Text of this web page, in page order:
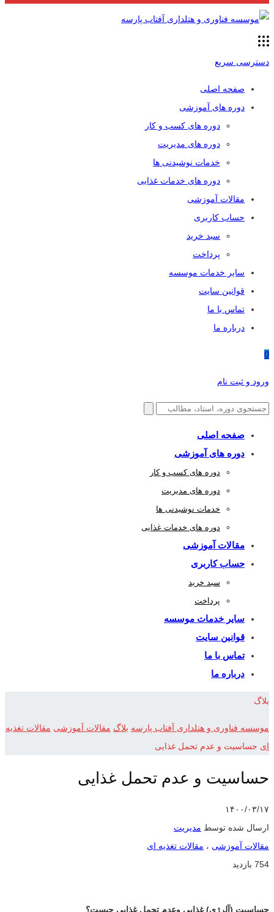
دسترسی سریع
صفحه اصلی
دوره های آموزشی
دوره های کسب و کار
دوره های مدیریت
خدمات نوشیدنی ها
دوره های خدمات غذایی
مقالات آموزشی
حساب کاربری
سبد خرید
پرداخت
سایر خدمات موسسه
قوانین سایت
تماس با ما
درباره ما
0
ورود و ثبت نام
صفحه اصلی
دوره های آموزشی
دوره های کسب و کار
دوره های مدیریت
خدمات نوشیدنی ها
دوره های خدمات غذایی
مقالات آموزشی
حساب کاربری
سبد خرید
پرداخت
سایر خدمات موسسه
قوانین سایت
تماس با ما
درباره ما
بلاگ
موسسه فناوری و هتلداری آفتاب پارسه بلاگ مقالات آموزشی مقالات تغذیه
ای حساسیت و عدم تحمل غذایی
حساسیت و عدم تحمل غذایی
۱۴۰۰/۰۳/۱۷
ارسال شده توسط مدیریت
مقالات آموزشی ، مقالات تغذیه ای
754 بازدید
حساسیت (آلرژی) غذایی وعدم تحمل غذایی چیست؟